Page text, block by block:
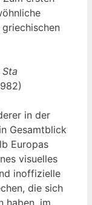
Sta
in der
Gesamtblick
Europas
visuelles
inoffizielle
die sich
haben, im